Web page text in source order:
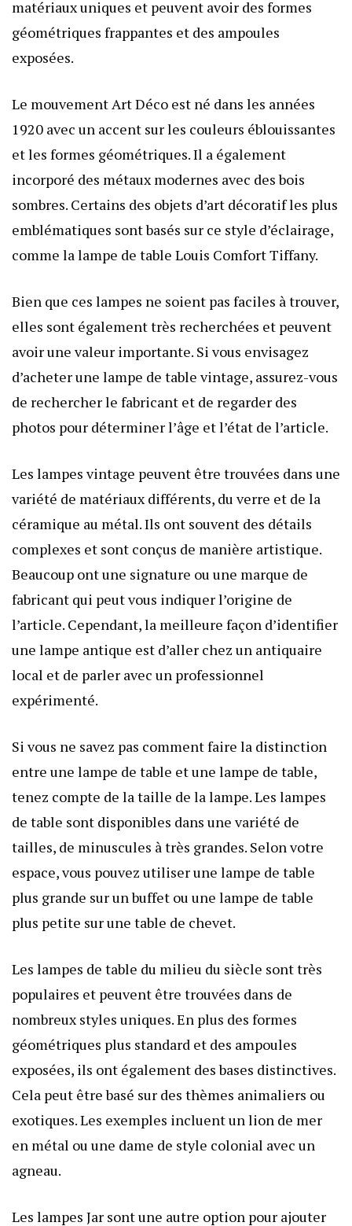
matériaux uniques et peuvent avoir des formes
géométriques frappantes et des ampoules
exposées.
Le mouvement Art Déco est né dans les années
1920 avec un accent sur les couleurs éblouissantes
et les formes géométriques. Il a également
incorporé des métaux modernes avec des bois
sombres. Certains des objets d’art décoratif les plus
emblématiques sont basés sur ce style d’éclairage,
comme la lampe de table Louis Comfort Tiffany.
Bien que ces lampes ne soient pas faciles à trouver,
elles sont également très recherchées et peuvent
avoir une valeur importante. Si vous envisagez
d’acheter une lampe de table vintage, assurez-vous
de rechercher le fabricant et de regarder des
photos pour déterminer l’âge et l’état de l’article.
Les lampes vintage peuvent être trouvées dans une
variété de matériaux différents, du verre et de la
céramique au métal. Ils ont souvent des détails
complexes et sont conçus de manière artistique.
Beaucoup ont une signature ou une marque de
fabricant qui peut vous indiquer l’origine de
l’article. Cependant, la meilleure façon d’identifier
une lampe antique est d’aller chez un antiquaire
local et de parler avec un professionnel
expérimenté.
Si vous ne savez pas comment faire la distinction
entre une lampe de table et une lampe de table,
tenez compte de la taille de la lampe. Les lampes
de table sont disponibles dans une variété de
tailles, de minuscules à très grandes. Selon votre
espace, vous pouvez utiliser une lampe de table
plus grande sur un buffet ou une lampe de table
plus petite sur une table de chevet.
Les lampes de table du milieu du siècle sont très
populaires et peuvent être trouvées dans de
nombreux styles uniques. En plus des formes
géométriques plus standard et des ampoules
exposées, ils ont également des bases distinctives.
Cela peut être basé sur des thèmes animaliers ou
exotiques. Les exemples incluent un lion de mer
en métal ou une dame de style colonial avec un
agneau.
Les lampes Jar sont une autre option pour ajouter